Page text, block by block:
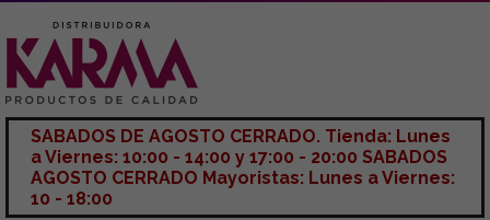
SABADOS DE AGOSTO CERRADO. Tienda: Lunes
a Viernes: 10:00 - 14:00 y 17:00 - 20:00 SABADOS
AGOSTO CERRADO Mayoristas: Lunes a Viernes:
10 - 18:00